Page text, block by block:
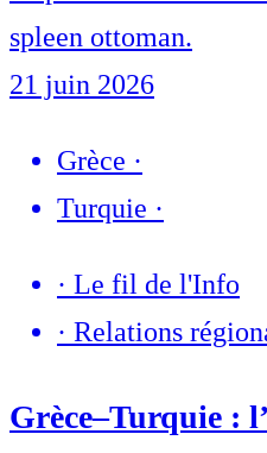
spleen ottoman.
21 juin 2026
Grèce ·
Turquie ·
· Le fil de l'Info
· Relations
Grèce–Turquie :